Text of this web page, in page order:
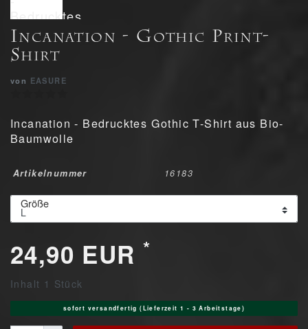
Incanation - Gothic Print-
Shirt
von EASURE
Incanation - Bedrucktes Gothic T-Shirt aus Bio-
Baumwolle
Artikelnummer 16183
Größe
24,90 EUR *
Inhalt 1 Stück
sofort versandfertig (Lieferzeit 1 - 3 Arbeitstage)